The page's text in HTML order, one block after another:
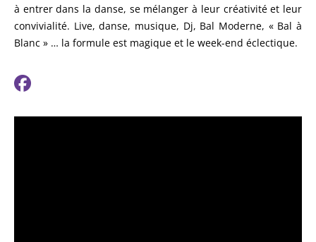
à entrer dans la danse, se mélanger à leur créativité et leur
convivialité. Live, danse, musique, Dj, Bal Moderne, « Bal à
Blanc » … la formule est magique et le week-end éclectique.